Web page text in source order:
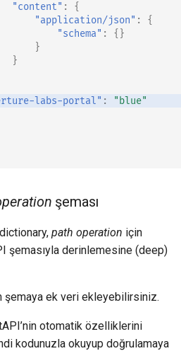
"content" :
{
"application/json" :
{
"schema" :
{}
}
}
labs-portal" :
"blue"
şeması
path operation için
şemasıyla derinlemesine (deep)
şemaya ek veri ekleyebilirsiniz.
otomatik özelliklerini
kodunuzla okuyup doğrulamaya